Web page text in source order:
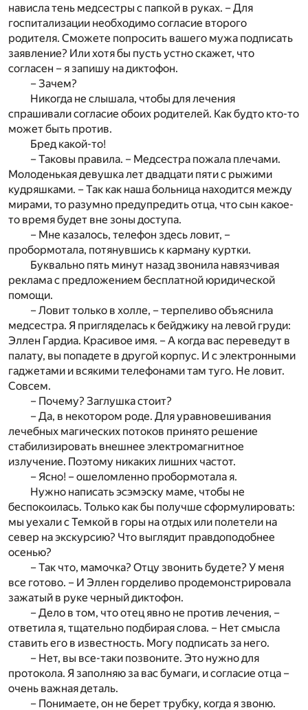
нависла тень медсестры с папкой в руках. – Для
госпитализации необходимо согласие второго
родителя. Сможете попросить вашего мужа подписать
заявление? Или хотя бы пусть устно скажет, что
согласен – я запишу на диктофон.
– Зачем?
Никогда не слышала, чтобы для лечения
спрашивали согласие обоих родителей. Как будто кто-то
может быть против.
Бред какой-то!
– Таковы правила. – Медсестра пожала плечами.
Молоденькая девушка лет двадцати пяти с рыжими
кудряшками. – Так как наша больница находится между
мирами, то разумно предупредить отца, что сын какое-
то время будет вне зоны доступа.
– Мне казалось, телефон здесь ловит, –
пробормотала, потянувшись к карману куртки.
Буквально пять минут назад звонила навязчивая
реклама с предложением бесплатной юридической
помощи.
– Ловит только в холле, – терпеливо объяснила
медсестра. Я пригляделась к бейджику на левой груди:
Эллен Гардиа. Красивое имя. – А когда вас переведут в
палату, вы попадете в другой корпус. И с электронными
гаджетами и всякими телефонами там туго. Не ловит.
Совсем.
– Почему? Заглушка стоит?
– Да, в некотором роде. Для уравновешивания
лечебных магических потоков принято решение
стабилизировать внешнее электромагнитное
излучение. Поэтому никаких лишних частот.
– Ясно! – ошеломленно пробормотала я.
Нужно написать эсэмэску маме, чтобы не
беспокоилась. Только как бы получше сформулировать:
мы уехали с Темкой в горы на отдых или полетели на
север на экскурсию? Что выглядит правдоподобнее
осенью?
– Так что, мамочка? Отцу звонить будете? У меня
все готово. – И Эллен горделиво продемонстрировала
зажатый в руке черный диктофон.
– Дело в том, что отец явно не против лечения, –
ответила я, тщательно подбирая слова. – Нет смысла
ставить его в известность. Могу подписать за него.
– Нет, вы все-таки позвоните. Это нужно для
протокола. Я заполняю за вас бумаги, и согласие отца –
очень важная деталь.
– Понимаете, он не берет трубку, когда я звоню.